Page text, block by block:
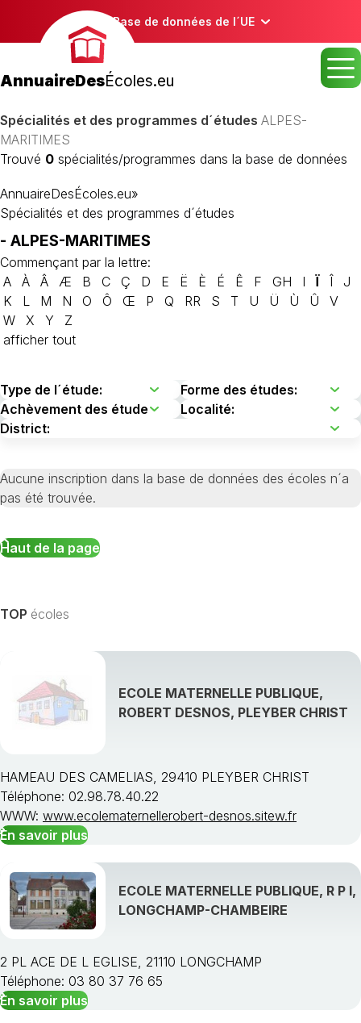
Base de données de l´UE
AnnuaireDesÉcoles.eu
Spécialités et des programmes d´études ALPES-
MARITIMES
Trouvé 0 spécialités/programmes dans la base de données
AnnuaireDesÉcoles.eu»
Spécialités et des programmes d´études
- ALPES-MARITIMES
Commençant par la lettre:
A
À Â Æ B C Ç D E Ë È É Ê F GH I Ï Î
J
K
L M N O Ô Œ P Q RR S T U Ü Ù Û
V
W
X Y
Z
afficher tout
Aucune inscription dans la base de données des écoles n´a
pas été trouvée.
Haut de la page
TOP écoles
ECOLE MATERNELLE PUBLIQUE,
ROBERT DESNOS, PLEYBER CHRIST
HAMEAU DES CAMELIAS, 29410 PLEYBER CHRIST
Téléphone: 02.98.78.40.22
WWW: www.ecolematernellerobert-desnos.sitew.fr
En savoir plus
ECOLE MATERNELLE PUBLIQUE, R P I,
LONGCHAMP-CHAMBEIRE
2 PL ACE DE L EGLISE, 21110 LONGCHAMP
Téléphone: 03 80 37 76 65
En savoir plus